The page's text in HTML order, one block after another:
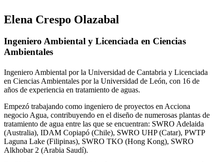
Elena Crespo Olazabal
Ingeniero Ambiental y Licenciada en Ciencias
Ambientales
Ingeniero Ambiental por la Universidad de Cantabria y Licenciada
en Ciencias Ambientales por la Universidad de León, con 16 de
años de experiencia en tratamiento de aguas.
Empezó trabajando como ingeniero de proyectos en Acciona
negocio Agua, contribuyendo en el diseño de numerosas plantas de
tratamiento de agua entre las que se encuentran: SWRO Adelaida
(Australia), IDAM Copiapó (Chile), SWRO UHP (Catar), PWTP
Laguna Lake (Filipinas), SWRO TKO (Hong Kong), SWRO
Alkhobar 2 (Arabia Saudí).